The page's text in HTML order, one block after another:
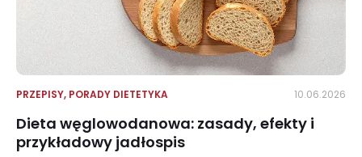
PRZEPISY, PORADY DIETETYKA 10.06.2026
Dieta węglowodanowa: zasady, efekty i
przykładowy jadłospis